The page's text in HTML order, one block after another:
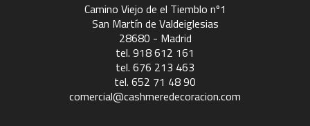
Camino Viejo de el Tiemblo nº1
San Martín de Valdeiglesias
28680 - Madrid
tel. 918 612 161
tel. 676 213 463
tel. 652 71 48 90
comercial@cashmeredecoracion.com